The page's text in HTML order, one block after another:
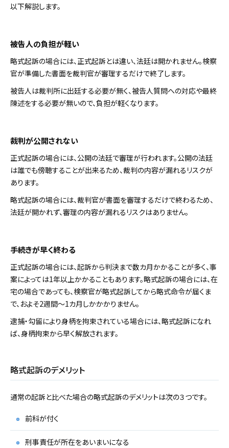
以下解説します。
被告人の負担が軽い
略式起訴の場合には、正式起訴とは違い、法廷は開かれません。検察
官が準備した書面を裁判官が審理するだけで終了します。
被告人は裁判所に出廷する必要が無く、被告人質問への対応や最終
陳述をする必要が無いので、負担が軽くなります。
裁判が公開されない
正式起訴の場合には、公開の法廷で審理が行われます。公開の法廷
は誰でも傍聴することが出来るため、裁判の内容が漏れるリスクが
あります。
略式起訴の場合には、裁判官が書面を審理するだけで終わるため、
法廷が開かれず、審理の内容が漏れるリスクはありません。
手続きが早く終わる
正式起訴の場合には、起訴から判決まで数カ月かかることが多く、事
案によっては1年以上かかることもあります。略式起訴の場合には、在
宅の場合であっても、検察官が略式起訴してから略式命令が届くま
で、およそ2週間～1カ月しかかかりません。
逮捕・勾留により身柄を拘束されている場合には、略式起訴になれ
ば、身柄拘束から早く解放されます。
略式起訴のデメリット
通常の起訴と比べた場合の略式起訴のデメリットは次の３つです。
前科が付く
刑事責任が所在をあいまいになる